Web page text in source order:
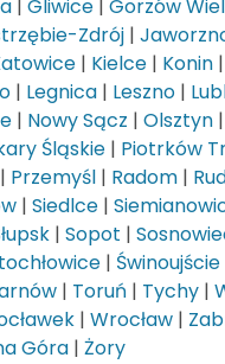
| Gliwice | Gorzów
Zdrój |
| Kielce | Konin |
| Legnica | Leszno |
| Nowy Sącz | Olsztyn |
Śląskie | Piotrków
| Przemyśl | Radom |
| Siedlce |
| Sopot |
| Świnoujście
| Toruń | Tychy |
| Wrocław |
Góra | Żory